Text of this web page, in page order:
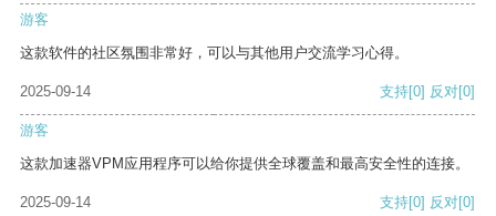
游客
这款软件的社区氛围非常好，可以与其他用户交流学习心得。
2025-09-14 支持[0] 反对[0]
游客
这款加速器VPM应用程序可以给你提供全球覆盖和最高安全性的连接。
2025-09-14 支持[0] 反对[0]